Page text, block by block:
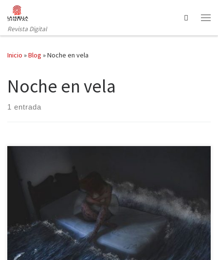
Saltar al contenido
Revista Digital
Search
Inicio »Blog »Noche en vela
Noche en vela
1 entrada
Son las tres. Las tres de una noche oscura y fría, más oscura y fría
de lo normal. Creo despertar envuelta en un escalofrío aunque en
realidad aún no he dormido. La oscuridad es espesa, palpable, la
siento, la saboreo. Me ahoga. Me revuelvo entre las sábanas
buscando cobijo pero […]